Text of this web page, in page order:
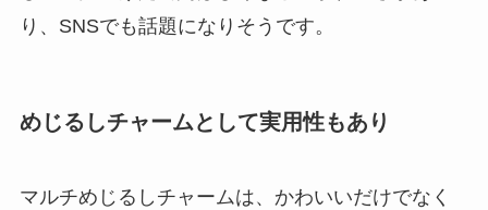
り、SNSでも話題になりそうです。
めじるしチャームとして実用性もあり
マルチめじるしチャームは、かわいいだけでなく